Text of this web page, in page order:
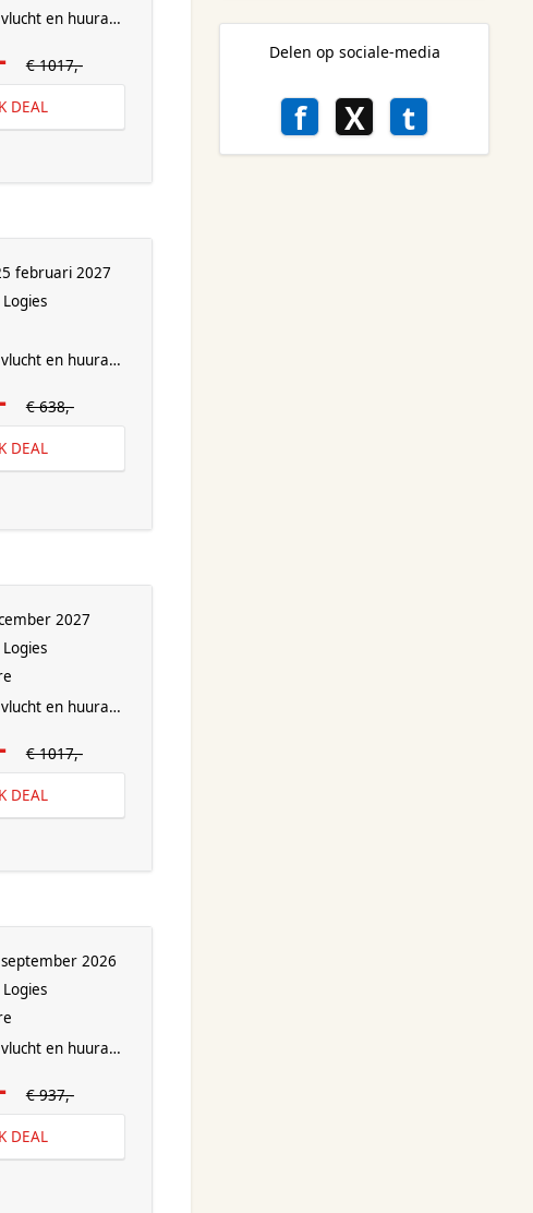
en huurauto
€ 1017,-
DEAL
februari 2027
Logies
en huurauto
€ 638,-
DEAL
2027
Logies
en huurauto
€ 1017,-
DEAL
2026
Logies
en huurauto
€ 937,-
DEAL
Delen op sociale-media
f X t